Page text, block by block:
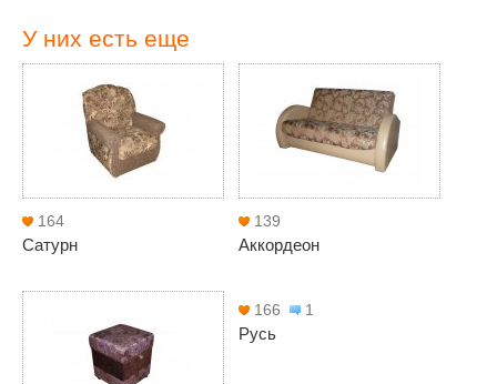
У них есть еще
164
Сатурн
139
Аккордеон
166 1
Русь